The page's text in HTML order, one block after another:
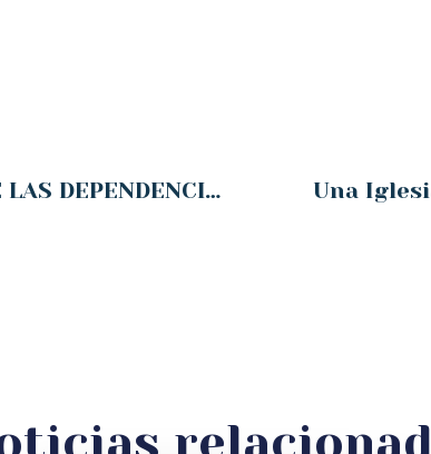
UN FALLO JUDICIAL SEÑALA QUE LAS DEPENDENCIAS DE CÁRITAS DE SOLARES ESTÁN EXENTAS DE PAGAR EL IBI, COMO SOSTENÍA EL AYUNTAMIENTO Una